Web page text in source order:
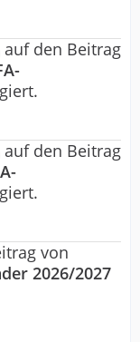
auf den Beitrag
auf den Beitrag
von
2026/2027